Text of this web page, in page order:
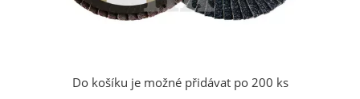
Do košíku je možné přidávat po 200 ks